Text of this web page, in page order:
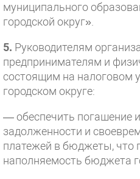
муниципального
городской округ».
5. Руководителям
предпринимателям и
состоящим на налоговом
городском округе:
— обеспечить погашение
задолженности и
платежей в бюджеты, что
наполняемость бюджета